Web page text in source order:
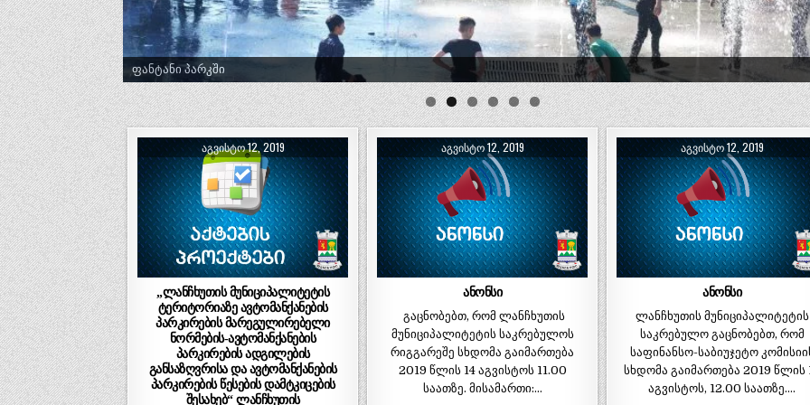
ფანტანი პარკში
ᲐᲒᲕᲘᲡᲢᲝ 12, 2019
„ლანჩხუთის მუნიციპალიტეტის
ტერიტორიაზე ავტომანქანების
პარკირების მარეგულირებელი
ნორმების-ავტომანქანების
პარკირების ადგილების
განსაზღვრისა და ავტომანქანების
პარკირების წესების დამტკიცების
შესახებ“ ლანჩხუთის
ᲐᲒᲕᲘᲡᲢᲝ 12, 2019
ანონსი
გაცნობებთ, რომ ლანჩხუთის
მუნიციპალიტეტის საკრებულოს
რიგგარეშე სხდომა გაიმართება
2019 წლის 14 აგვისტოს 11.00
საათზე. მისამართი:…
ᲐᲒᲕᲘᲡᲢᲝ 12, 2019
ანონსი
ლანჩხუთის მუნიციპალიტეტის
საკრებულო გაცნობებთ, რომ
საფინანსო-საბიუჯეტო
სხდომა გაიმართება 2019 წლის
აგვისტოს, 12.00 საათზე….